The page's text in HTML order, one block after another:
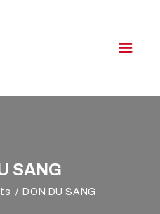
SANG
DON DU SANG